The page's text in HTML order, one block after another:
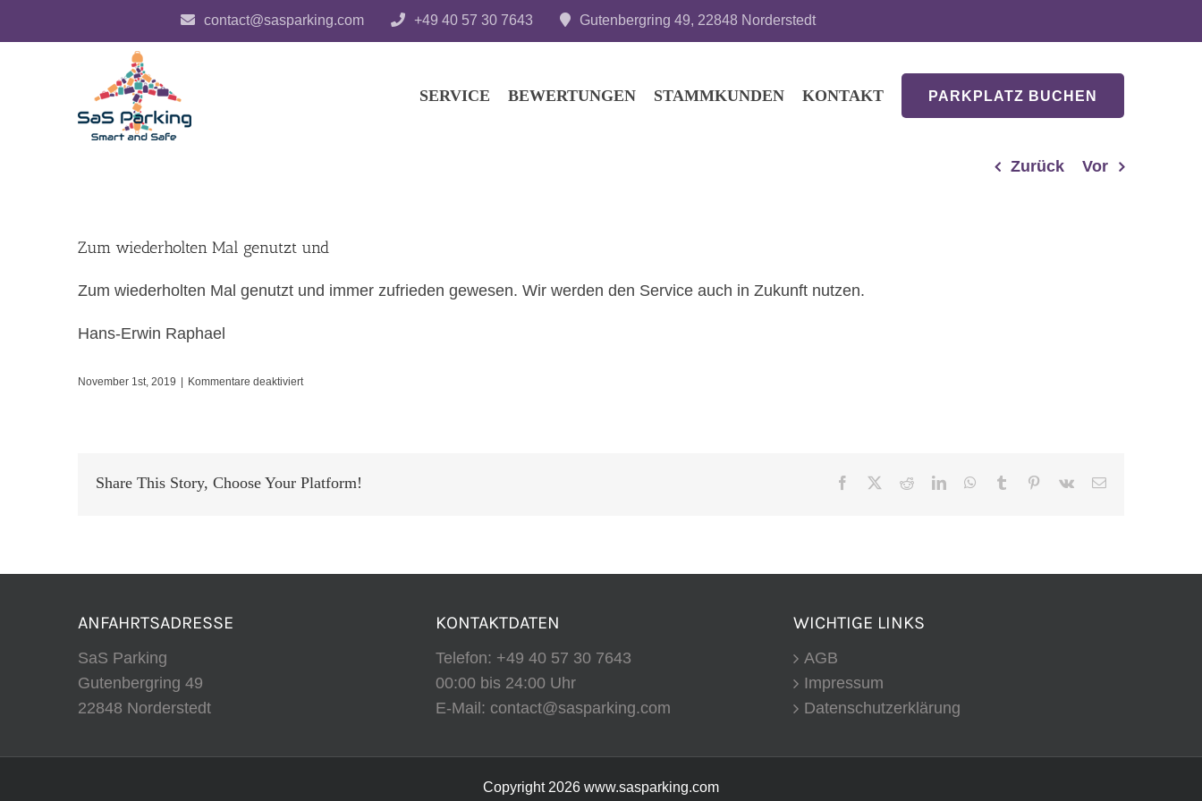
contact@sasparking.com +49 40 57 30 7643 Gutenbergring 49, 22848 Norderstedt
SERVICE BEWERTUNGEN STAMMKUNDEN KONTAKT PARKPLATZ BUCHEN
Zurück Vor
Zum wiederholten Mal genutzt und
Zum wiederholten Mal genutzt und immer zufrieden gewesen. Wir werden den Service auch in Zukunft nutzen.
Hans-Erwin Raphael
November 1st, 2019 Kommentare deaktiviertfür
genutzt
Share This Story, Choose Your Platform! Facebook RedditLinkedInWhatsApp
Tumblr Pinterest
Vk
E-
ANFAHRTSADRESSE
SaS Parking
Gutenbergring 49
22848 Norderstedt
KONTAKTDATEN
Telefon: +49 40 57 30 7643
00:00 bis 24:00 Uhr
E-Mail: contact@sasparking.com
WICHTIGE LINKS
AGB
Impressum
Datenschutzerklärung
Copyright 2026 www.sasparking.com